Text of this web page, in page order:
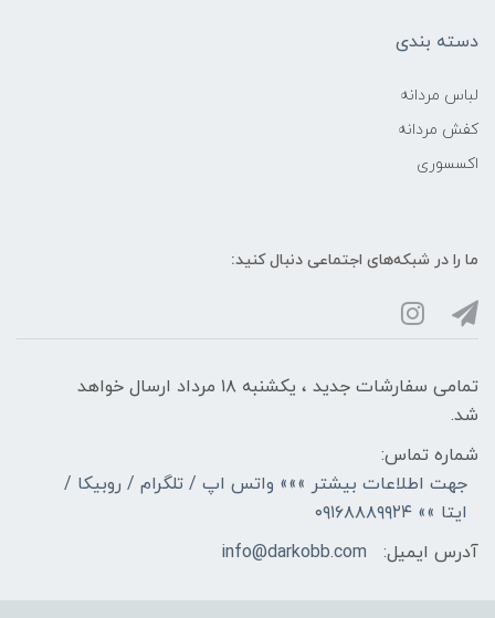
دسته بندی
لباس مردانه
کفش مردانه
اکسسوری
ما را در شبکه‌های اجتماعی دنبال کنید:
تمامی سفارشات جدید ، یکشنبه ۱۸ مرداد ارسال خواهد
شد.
شماره تماس:
جهت اطلاعات بیشتر »»» واتس اپ / تلگرام / روبیکا /
ایتا »» ۰۹۱۶۸۸۸۹۹۲۴
آدرس ایمیل:
info@darkobb.com